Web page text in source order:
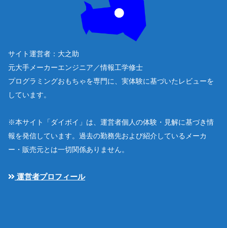
サイト運営者：大之助
元大手メーカーエンジニア／情報工学修士
プログラミングおもちゃを専門に、実体験に基づいたレビューを
しています。
※本サイト「ダイボイ」は、運営者個人の体験・見解に基づき情
報を発信しています。過去の勤務先および紹介しているメーカ
ー・販売元とは一切関係ありません。
運営者プロフィール